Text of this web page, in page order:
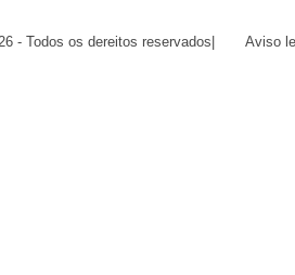
- Todos os dereitos reservados Aviso